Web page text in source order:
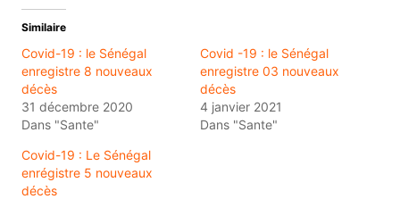
Similaire
Covid-19 : le Sénégal
enregistre 8 nouveaux
décès
31 décembre 2020
Dans "Sante"
Covid -19 : le Sénégal
enregistre 03 nouveaux
décès
4 janvier 2021
Dans "Sante"
Covid-19 : Le Sénégal
enrégistre 5 nouveaux
décès